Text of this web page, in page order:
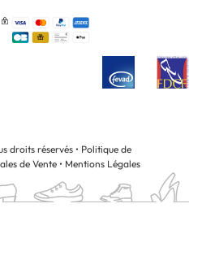
droits réservés • Politique de
de Vente • Mentions Légales